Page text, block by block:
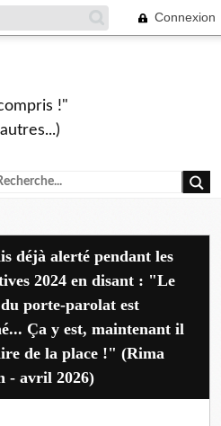
Connexion
!"
2024 en disant : "Le
porte-parolat est
Ça y est, maintenant il
de la place !" (Rima
- avril 2026)